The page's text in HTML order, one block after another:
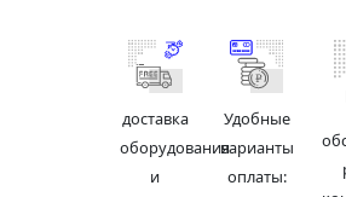
доставка
оборудования
и
Удобные
варианты
оплаты: